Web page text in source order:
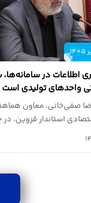
اطلاعات در
واحدهای تولیدی است
صفی‌خانی، معاون
استاندار قزوین،